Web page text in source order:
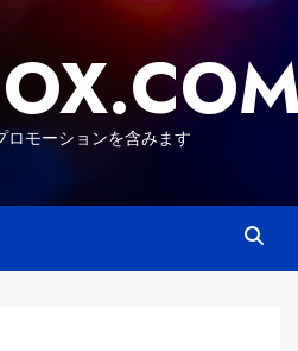
ロモーションを含みます